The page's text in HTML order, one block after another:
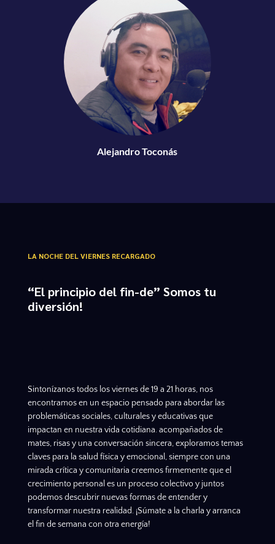
Alejandro Toconás
LA NOCHE DEL VIERNES RECARGADO
“El principio del fin-de” Somos tu
diversión!
Sintonízanos todos los viernes de 19 a 21 horas, nos
encontramos en un espacio pensado para abordar las
problemáticas sociales, culturales y educativas que
impactan en nuestra vida cotidiana. acompañados de
mates, risas y una conversación sincera, exploramos temas
claves para la salud física y emocional, siempre con una
mirada crítica y comunitaria creemos firmemente que el
crecimiento personal es un proceso colectivo y juntos
podemos descubrir nuevas formas de entender y
transformar nuestra realidad. ¡Súmate a la charla y arranca
el fin de semana con otra energía!